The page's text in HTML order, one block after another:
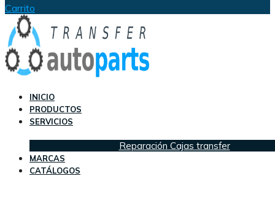
Carrito
INICIO
PRODUCTOS
SERVICIOS
Reparación Cajas transfer
MARCAS
CATÁLOGOS